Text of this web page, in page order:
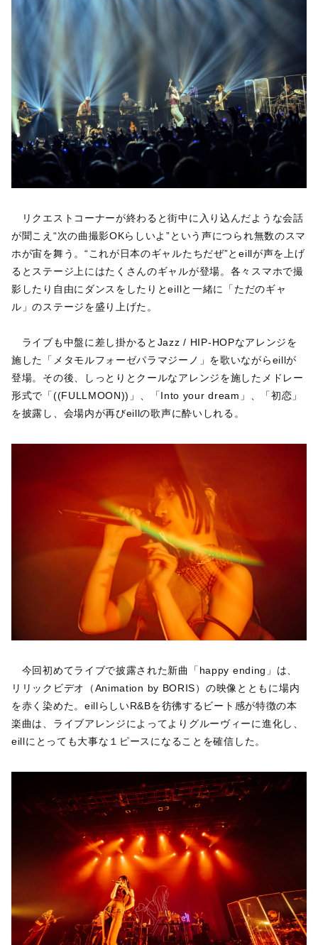
リクエストコーナーが終わると街中に入り込んだような会話
が聞こえ“次の曲撮影OKらしいよ”という声につられ無数のスマ
ホが宙を舞う。“これが日本のギャルたちだぜ”とeillが声を上げ
るとステージ上にはたくさんのギャルが登場。各々スマホで撮
影したり自由にダンスをしたりとeillと一緒に「ただのギャ
ル」のステージを盛り上げた。
ライブも中盤に差し掛かるとJazz / HIP-HOPなアレンジを
施した「メタモルフォーゼパラマジーノ」を歌いながらeillが
登場。その後、しっとりとクールなアレンジを施したメドレー
形式で「((FULLMOON))」、「Into your dream」、「初恋」
を披露し、会場内が再びeillの歌声に酔いしれる。
今回初めてライブで披露された新曲「happy ending」は、
リリックビデオ（Animation by BORIS）の映像とともに場内
を赤く染めた。eillらしいR&Bを彷彿するビート感が特徴の本
楽曲は、ライブアレンジによってよりグルーヴィーに進化し、
eillにとっても大事な１ピースになることを確信した。